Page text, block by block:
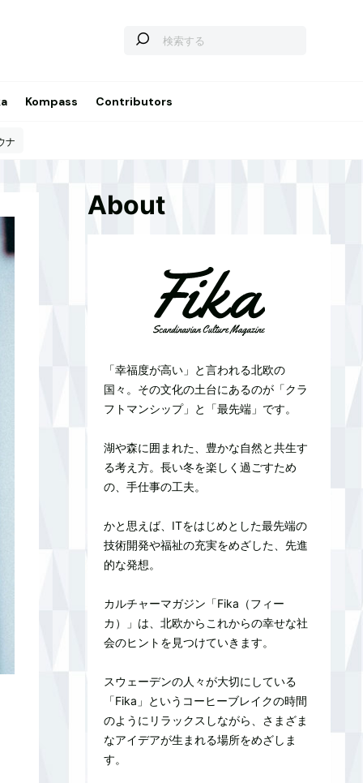
Kompass Contributors
ナ
About
「幸福度が高い」と言われる北欧の
国々。その文化の土台にあるのが「クラ
フトマンシップ」と「最先端」です。
湖や森に囲まれた、豊かな自然と共生す
る考え方。長い冬を楽しく過ごすため
の、手仕事の工夫。
かと思えば、ITをはじめとした最先端の
技術開発や福祉の充実をめざした、先進
的な発想。
カルチャーマガジン「Fika（フィー
カ）」は、北欧からこれからの幸せな社
会のヒントを見つけていきます。
スウェーデンの人々が大切にしている
「Fika」というコーヒーブレイクの時間
のようにリラックスしながら、さまざま
なアイデアが生まれる場所をめざしま
す。